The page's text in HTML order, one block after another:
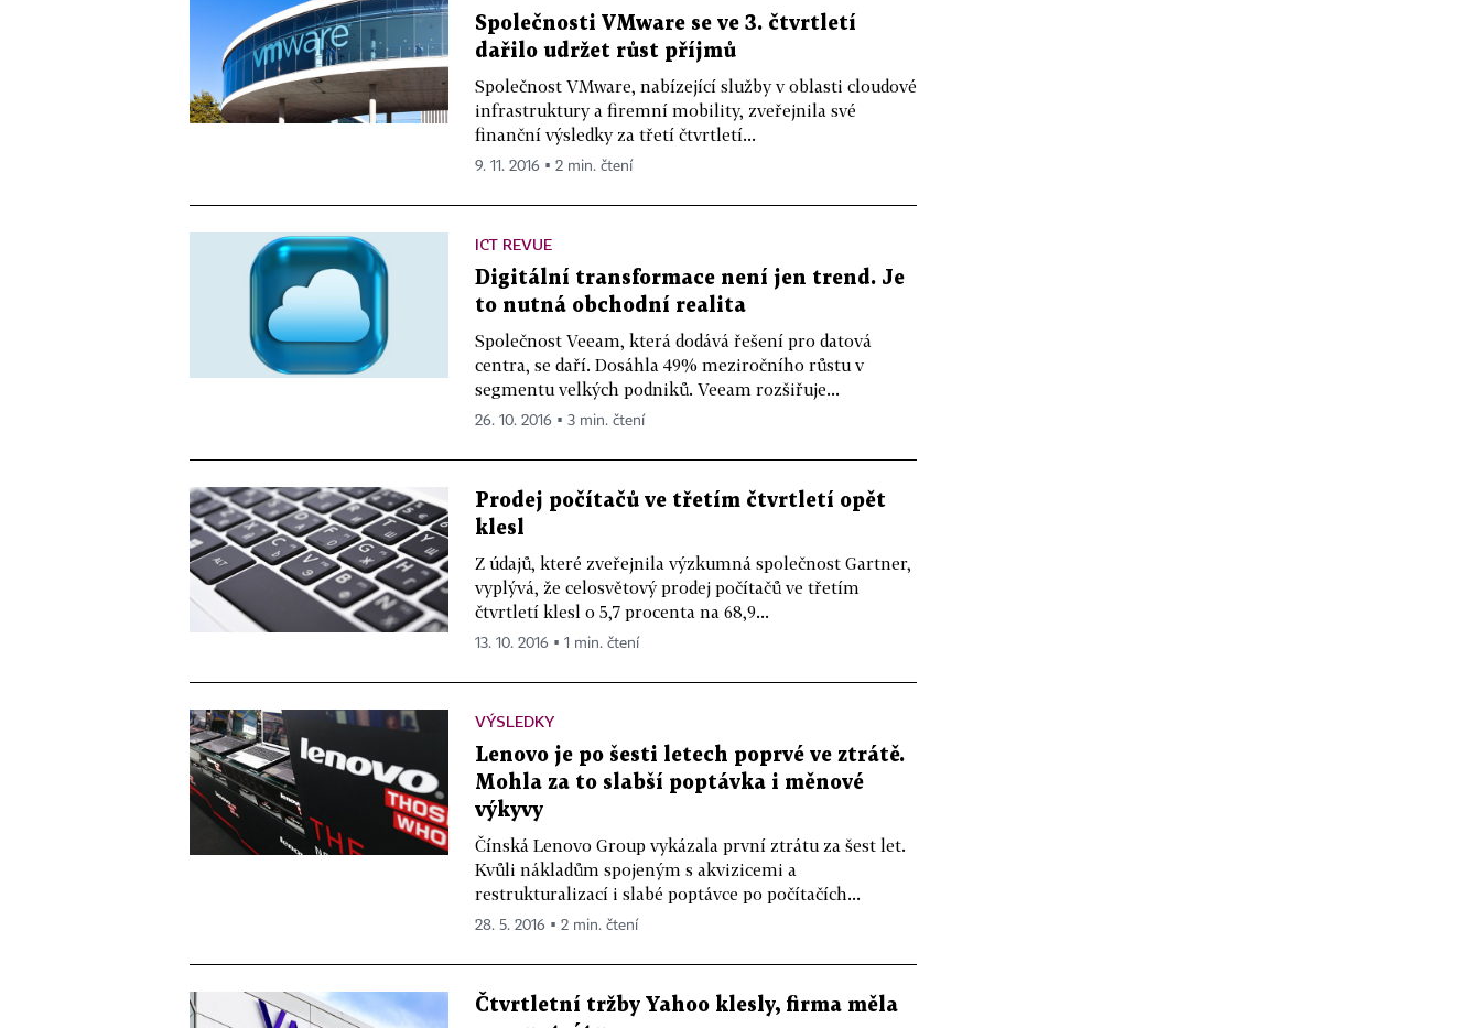
Společnosti VMware se ve 3. čtvrtletí
dařilo udržet růst příjmů
Společnost VMware, nabízející služby v oblasti cloudové
infrastruktury a firemní mobility, zveřejnila své
finanční výsledky za třetí čtvrtletí...
9. 11. 2016 ▪ 2 min. čtení
ICT REVUE
Digitální transformace není jen trend. Je
to nutná obchodní realita
Společnost Veeam, která dodává řešení pro datová
centra, se daří. Dosáhla 49% meziročního růstu v
segmentu velkých podniků. Veeam rozšiřuje...
26. 10. 2016 ▪ 3 min. čtení
Prodej počítačů ve třetím čtvrtletí opět
klesl
Z údajů, které zveřejnila výzkumná společnost Gartner,
vyplývá, že celosvětový prodej počítačů ve třetím
čtvrtletí klesl o 5,7 procenta na 68,9...
13. 10. 2016 ▪ 1 min. čtení
VÝSLEDKY
Lenovo je po šesti letech poprvé ve ztrátě.
Mohla za to slabší poptávka i měnové
výkyvy
Čínská Lenovo Group vykázala první ztrátu za šest let.
Kvůli nákladům spojeným s akvizicemi a
restrukturalizací i slabé poptávce po počítačích...
28. 5. 2016 ▪ 2 min. čtení
Čtvrtletní tržby Yahoo klesly, firma měla